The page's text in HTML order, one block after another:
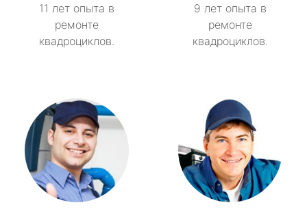
11 лет опыта в
ремонте
квадроциклов.
9 лет опыта в
ремонте
квадроциклов.